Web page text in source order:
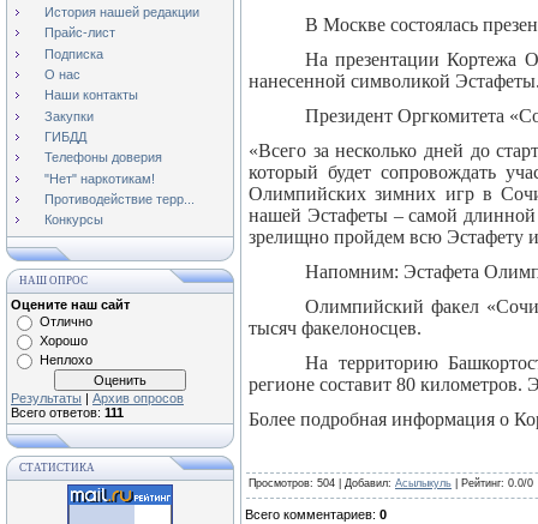
История нашей редакции
Прайс-лист
Подписка
О нас
Наши контакты
Закупки
ГИБДД
Телефоны доверия
"Нет" наркотикам!
Противодействие терр...
Конкурсы
НАШ ОПРОС
Оцените наш сайт
Отлично
Хорошо
Неплохо
Результаты | Архив опросов
Всего ответов: 111
СТАТИСТИКА
В Москве состоялась
На презентации Кортежа
нанесенной символикой
Президент Оргкомитета
«Всего за несколько дней до
который будет сопровождать
Олимпийских зимних игр в
нашей Эстафеты – самой
зрелищно пройдем всю Эстафету
Напомним: Эстафета
Олимпийский факел
тысяч факелоносцев.
На территорию
регионе составит 80 километров.
Более подробная информация о
Просмотров: 504 | Добавил: Асылыкуль Рейтинг: 0.0/0
Всего комментариев: 0